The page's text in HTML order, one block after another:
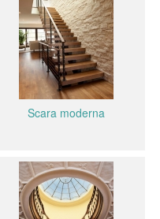
Scara moderna